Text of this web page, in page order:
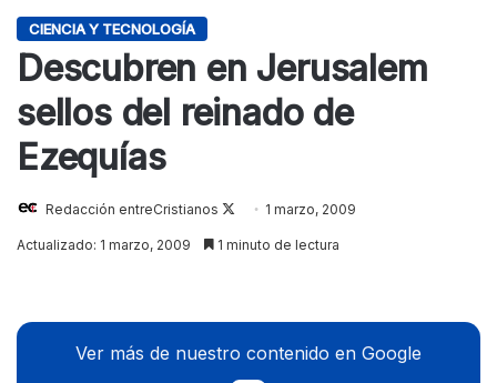
CIENCIA Y TECNOLOGÍA
Descubren en Jerusalem
sellos del reinado de
Ezequías
Redacción entreCristianos
Follow
on
1 marzo, 2009
Actualizado: 1 marzo, 2009 1 minuto de lectura
Ver más de nuestro contenido en Google